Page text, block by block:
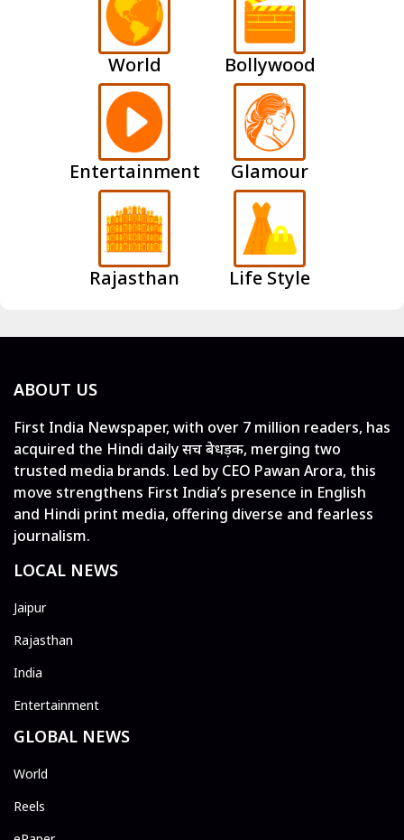
World Bollywood
Entertainment Glamour
Rajasthan Life Style
ABOUT US
First India Newspaper, with over 7 million readers, has
acquired the Hindi daily सच बेधड़क, merging two
trusted media brands. Led by CEO Pawan Arora, this
move strengthens First India’s presence in English
and Hindi print media, offering diverse and fearless
journalism.
LOCAL NEWS
Jaipur
Rajasthan
India
Entertainment
GLOBAL NEWS
World
Reels